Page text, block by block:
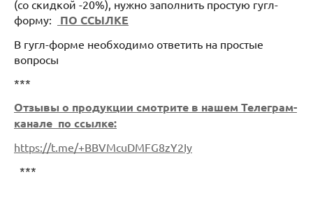
(со скидкой -20%), нужно заполнить простую гугл-
форму:
ПО ССЫЛКЕ
В гугл-форме необходимо ответить на простые
вопросы
***
Отзывы о продукции смотрите в нашем Телеграм-
канале по ссылке:
https://t.me/+BBVMcuDMFG8zY2Iy
***